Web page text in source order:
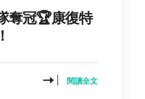
奪冠🏆康復特
閱讀全文